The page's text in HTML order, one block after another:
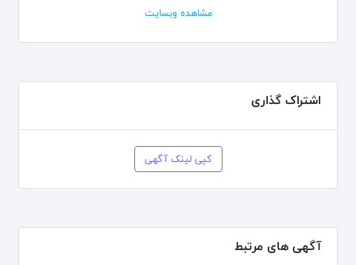
مشاهده وبسایت
اشتراک گذاری
کپی لینک آگهی
آگهی های مرتبط